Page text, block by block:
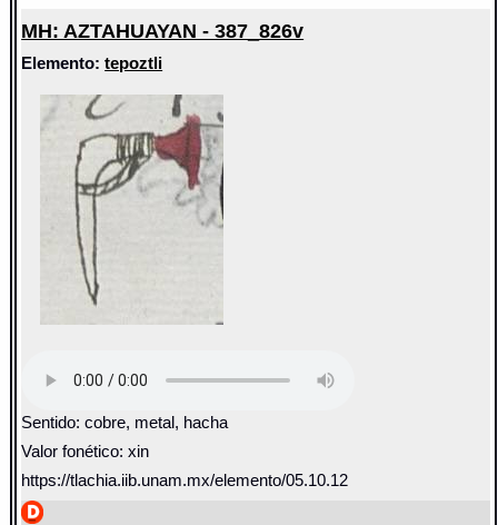
MH: AZTAHUAYAN - 387_826v
Elemento:tepoztli
Sentido: cobre, metal, hacha
Valor fonético: xin
https://tlachia.iib.unam.mx/elemento/05.10.12